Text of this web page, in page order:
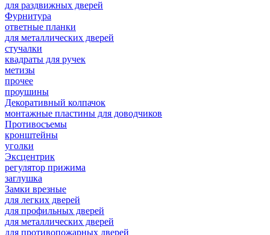
для раздвижных дверей
Фурнитура
ответные планки
для металлических дверей
стучалки
квадраты для ручек
метизы
прочее
проушины
Декоративный колпачок
монтажные пластины для доводчиков
Противосъемы
кронштейны
уголки
Эксцентрик
регулятор прижима
заглушка
Замки врезные
для легких дверей
для профильных дверей
для металлических дверей
для противопожарных дверей